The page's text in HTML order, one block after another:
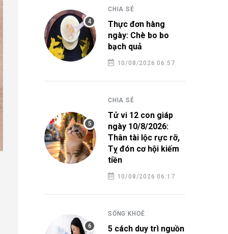
CHIA SẺ
Thực đơn hàng
ngày: Chè bo bo
bạch quả
10/08/2026 06:57
CHIA SẺ
Tử vi 12 con giáp
ngày 10/8/2026:
Thân tài lộc rực rỡ,
Tỵ đón cơ hội kiếm
tiền
10/08/2026 06:17
SỐNG KHOẺ
5 cách duy trì nguồn